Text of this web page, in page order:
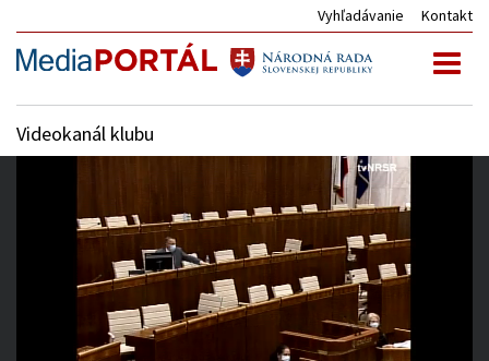
Vyhľadávanie Kontakt
Videokanál klubu